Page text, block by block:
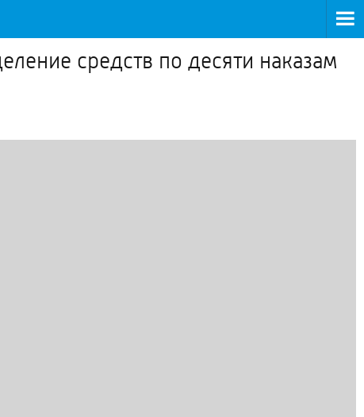
средств по десяти наказам